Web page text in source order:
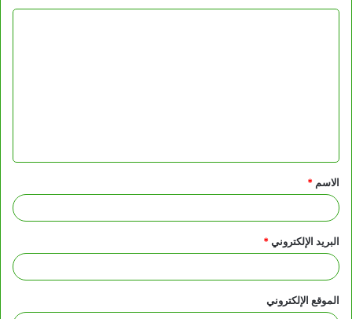
ق
*
الاسم *
البريد الإلكتروني*
الموقع الإلكتروني